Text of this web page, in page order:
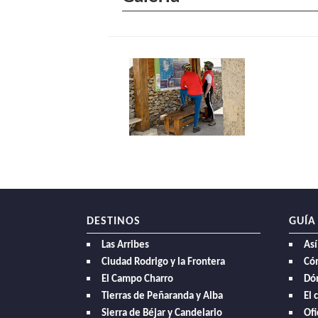
DESTINOS
Las Arribes
Ciudad Rodrigo y la Frontera
El Campo Charro
Tierras de Peñaranda y Alba
Sierra de Béjar y Candelario
GUÍA
El